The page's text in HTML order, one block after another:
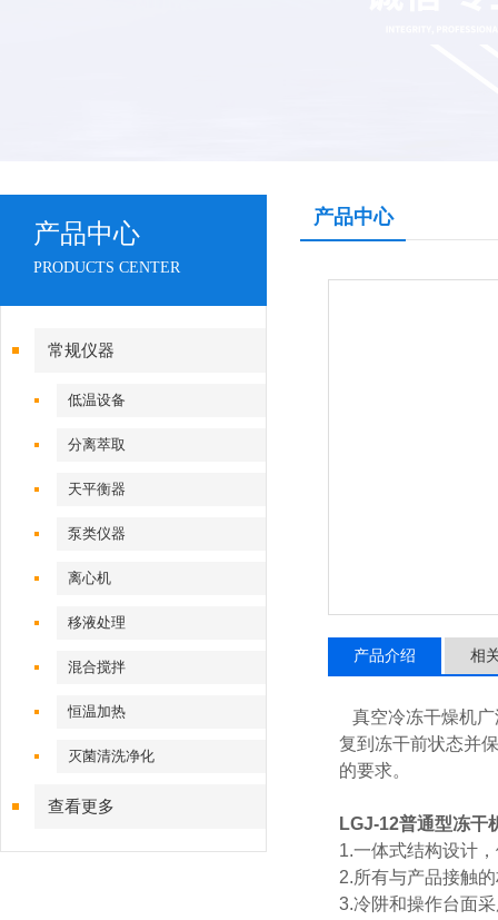
产品中心
PRODUCTS CENTER
常规仪器
低温设备
分离萃取
天平衡器
泵类仪器
离心机
移液处理
混合搅拌
恒温加热
灭菌清洗净化
查看更多
产品中心
产品介绍 相
真空冷冻干燥机广
复到冻干前状态并
的要求。
LGJ-12普通型冻干
1.一体式结构设计
2.所有与产品接触
3.冷阱和操作台面